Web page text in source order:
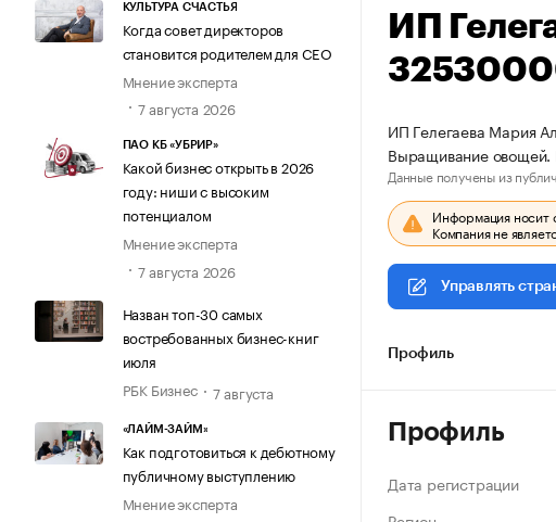
КУЛЬТУРА СЧАСТЬЯ
Когда совет директоров
становится родителем для CEO
Мнение эксперта
7 августа 2026
ПАО КБ «УБРИР»
Какой бизнес открыть в 2026
году: ниши с высоким
потенциалом
Мнение эксперта
7 августа 2026
Назван топ-30 самых
востребованных бизнес-книг
июля
РБК Бизнес
7 августа
«ЛАЙМ-ЗАЙМ»
Как подготовиться к дебютному
публичному выступлению
Мнение эксперта
ИП
ИП Гелегаева Мария
Выращивание
Данные получены из
Информация носит
Компания не
Управлять
Профиль
Профиль
Дата регистрации